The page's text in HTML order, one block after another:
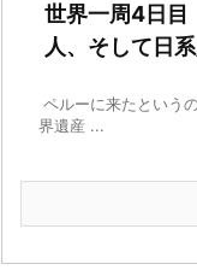
世界一周4日目
人、そして日
ペルーに来たという
界遺産 ...